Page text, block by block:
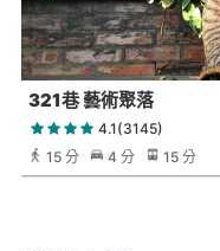
321巷 藝術聚落
4.1(3145)
15 分
4 分 15 分